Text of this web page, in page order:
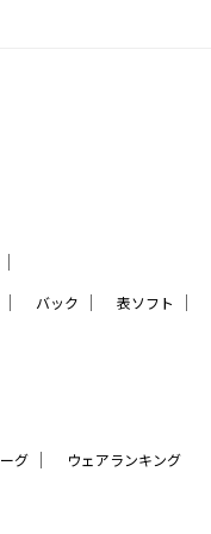
｜
｜ バック ｜ 表ソフト ｜
グ ｜ ウェアランキング